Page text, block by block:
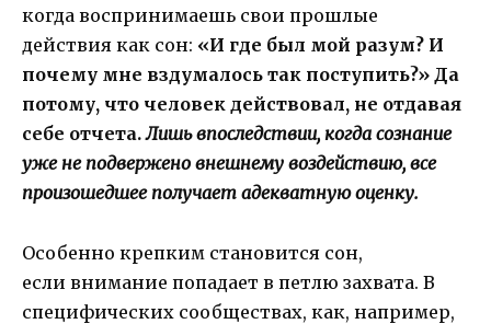
когда воспринимаешь свои прошлые
действия как сон: «И где был мой разум? И
почему мне вздумалось так поступить?» Да
потому, что человек действовал, не отдавая
себе отчета.Лишь впоследствии, когда сознание
уже не подвержено внешнему воздействию, все
произошедшее получает адекватную оценку.
Особенно крепким становится сон,
если внимание попадает в петлю захвата. В
специфических сообществах, как, например,